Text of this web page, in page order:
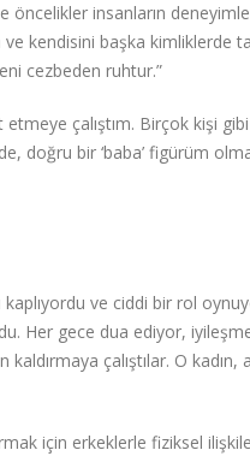
öncelikler insanların
kendisini başka kimliklerde
cezbeden ruhtur.”
çalıştım. Birçok kişi
doğru bir ‘baba’ figürüm
kaplıyordu ve ciddi bir rol
Her gece dua ediyor,
çalıştılar. O kadın,
için erkeklerle fiziksel